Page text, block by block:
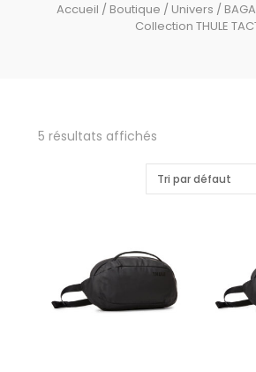
Accueil / Boutique / Univers /
Collection THULE
5 résultats affichés